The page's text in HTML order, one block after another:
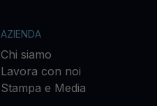
AZIENDA
Chi siamo
Lavora con noi
Stampa e Media